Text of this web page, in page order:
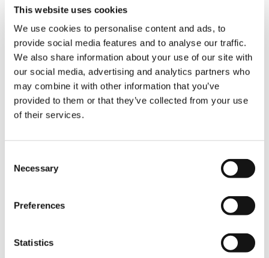
This website uses cookies
We use cookies to personalise content and ads, to
provide social media features and to analyse our traffic.
We also share information about your use of our site with
our social media, advertising and analytics partners who
may combine it with other information that you’ve
provided to them or that they’ve collected from your use
of their services.
Selection
Necessary
Preferences
Statistics
Mit der Vereinheitlichung hat Tadano eine
neue Nomenklatur eingeführt. Die
Maschinen in diesem Artikel tragen nun die
Namen AC 4.100L-1 und AC 5.220L-1